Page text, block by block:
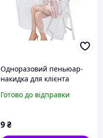
Одноразовий пеньюар-
накидка для клієнта
прозорий перукарський
Готово до відправки
9₴